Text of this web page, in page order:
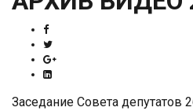
Заседание Совета депутатов